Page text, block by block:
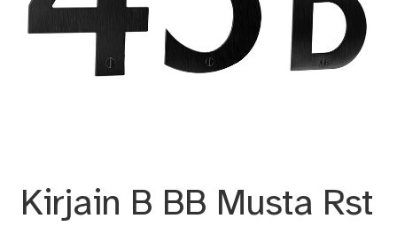
Kirjain B BB Musta Rst